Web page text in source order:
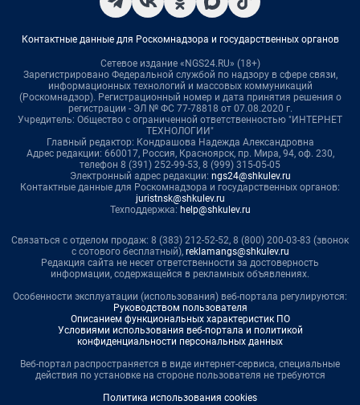
Контактные данные для Роскомнадзора и государственных органов
Сетевое издание «NGS24.RU» (18+)
Зарегистрировано Федеральной службой по надзору в сфере связи,
информационных технологий и массовых коммуникаций
(Роскомнадзор). Регистрационный номер и дата принятия решения о
регистрации - ЭЛ № ФС 77-78818 от 07.08.2020 г.
Учредитель: Общество с ограниченной ответственностью "ИНТЕРНЕТ
ТЕХНОЛОГИИ"
Главный редактор: Кондрашова Надежда Александровна
Адрес редакции: 660017, Россия, Красноярск, пр. Мира, 94, оф. 230,
телефон 8 (391) 252-99-53, 8 (999) 315-05-05
Электронный адрес редакции: ngs24@shkulev.ru
Контактные данные для Роскомнадзора и государственных органов:
juristnsk@shkulev.ru
Техподдержка: help@shkulev.ru
Связаться с отделом продаж: 8 (383) 212-52-52, 8 (800) 200-03-83 (звонок
с сотового бесплатный), reklamangs@shkulev.ru
Редакция сайта не несет ответственности за достоверность
информации, содержащейся в рекламных объявлениях.
Особенности эксплуатации (использования) веб-портала регулируются:
Руководством пользователя
Описанием функциональных характеристик ПО
Условиями использования веб-портала и политикой
конфиденциальности персональных данных
Веб-портал распространяется в виде интернет-сервиса, специальные
действия по установке на стороне пользователя не требуются
Политика использования cookies